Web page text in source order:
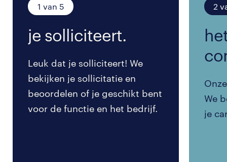
1 van 5
je solliciteert.
Leuk dat je solliciteert! We
bekijken je sollicitatie en
beoordelen of je geschikt bent
voor de functie en het bedrijf.
2
We
je